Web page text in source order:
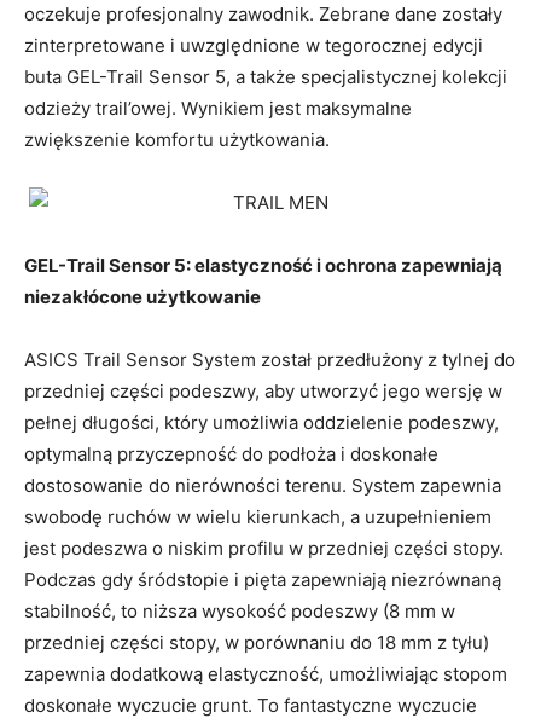
oczekuje profesjonalny zawodnik. Zebrane dane zostały
zinterpretowane i uwzględnione w tegorocznej edycji
buta GEL-Trail Sensor 5, a także specjalistycznej kolekcji
odzieży trail’owej. Wynikiem jest maksymalne
zwiększenie komfortu użytkowania.
GEL-Trail Sensor 5: elastyczność i ochrona zapewniają
niezakłócone użytkowanie
ASICS Trail Sensor System został przedłużony z tylnej do
przedniej części podeszwy, aby utworzyć jego wersję w
pełnej długości, który umożliwia oddzielenie podeszwy,
optymalną przyczepność do podłoża i doskonałe
dostosowanie do nierówności terenu. System zapewnia
swobodę ruchów w wielu kierunkach, a uzupełnieniem
jest podeszwa o niskim profilu w przedniej części stopy.
Podczas gdy śródstopie i pięta zapewniają niezrównaną
stabilność, to niższa wysokość podeszwy (8 mm w
przedniej części stopy, w porównaniu do 18 mm z tyłu)
zapewnia dodatkową elastyczność, umożliwiając stopom
doskonałe wyczucie grunt. To fantastyczne wyczucie